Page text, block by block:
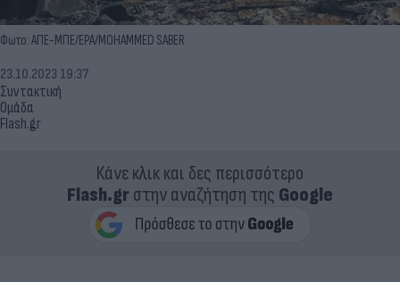
Φωτο: ΑΠΕ-ΜΠΕ/EPA/MOHAMMED SABER
Συντακτική
Ομάδα
Flash.gr
23.10.2023 19:37
Κάνε κλικ και δες περισσότερο
Flash.grστην αναζήτηση της Google